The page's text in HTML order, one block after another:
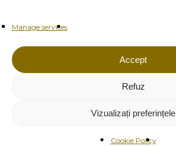
Manage services
Accept
Refuz
Vizualizați preferințele
Cookie Policy
Privacy policy
Terms and conditions